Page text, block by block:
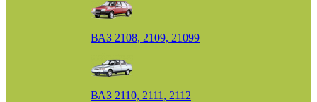
ВАЗ 2108, 2109, 21099
ВАЗ 2110, 2111, 2112